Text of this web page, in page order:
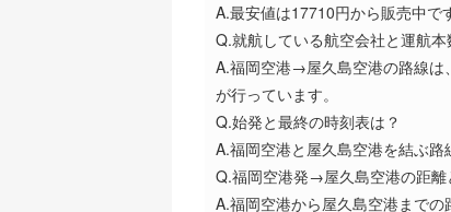
A.最安値は17710円から販売中で
Q.就航している航空会社と運航本
A.福岡空港→屋久島空港の路線は
が行っています。
Q.始発と最終の時刻表は？
A.福岡空港と屋久島空港を結ぶ路
Q.福岡空港発→屋久島空港の距離
A.福岡空港から屋久島空港までの